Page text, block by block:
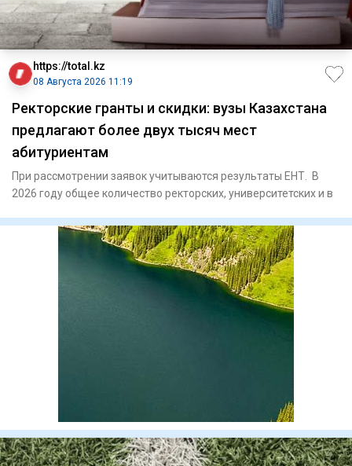
https://total.kz
08 Августа 2026 11:19
Ректорские гранты и скидки: вузы Казахстана
предлагают более двух тысяч мест
абитуриентам
При рассмотрении заявок учитываются результаты ЕНТ. В
2026 году общее количество ректорских, университетских и в